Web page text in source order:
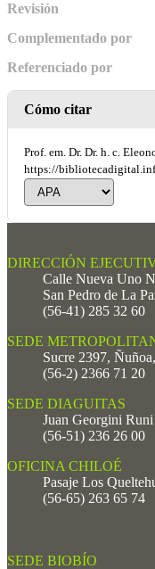
Revisión
Complementado por
Referenciado por
Cómo citar
Prof. em. Dr. Dr. h. c.
https://
DIRECCIÓN
Calle Nueva Uno
San Pedro de La
(56-41) 285 32 60
SEDE
Sucre 2397,
(56-2) 2366 71 20
SEDE DIAGUITAS
Juan Georgini
(56-51) 236 26 00
OFICINA CHILOÉ
Pasaje Los
(56-65) 263 65 74
SEDE BIOBÍO